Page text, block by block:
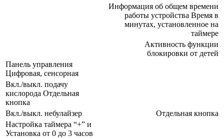
Информация об общем времени
работы устройства Время в
минутах, установленное на
таймере
Активность функции
блокировки от детей
Панель управления
Цифровая, сенсорная
Вкл./выкл. подачу
кислорода Отдельная
кнопка
Вкл./выкл. небулайзер
Отдельная кнопка
Настройка таймера “+” и
Установка от 0 до 3 часов